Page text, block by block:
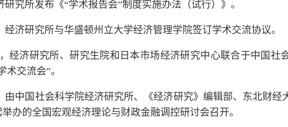
研究所发布《“学术报告会”制度实施办法（试行）》。
经济研究所与华盛顿州立大学经济管理学院签订学术交流协议。
经济研究所、研究生院和日本市场经济研究中心联合于中国社
术交流会”。
由中国社会科学院经济研究所、《经济研究》编辑部、东北财经
办的全国宏观经济理论与财政金融调控研讨会召开。